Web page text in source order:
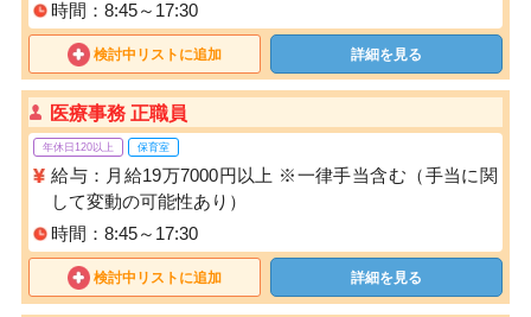
時間：8:45～17:30
検討中リストに追加 詳細を見る
医療事務 正職員
年休日120以上 保育室
給与：月給19万7000円以上 ※一律手当含む（手当に関
して変動の可能性あり）
時間：8:45～17:30
検討中リストに追加 詳細を見る